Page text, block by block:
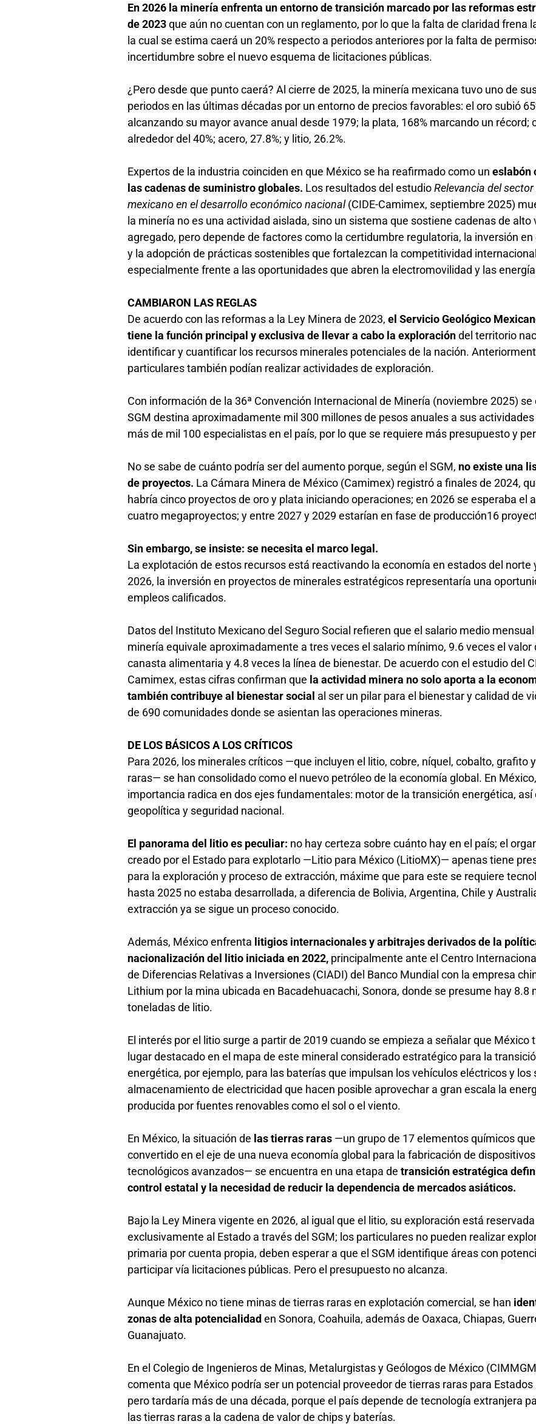
En 2026 la minería enfrenta un entorno de transición marcado por las reformas
de 2023que aún no cuentan con un reglamento, por lo que la falta de claridad frena
la cual se estima caerá un 20% respecto a periodos anteriores por la falta de
incertidumbre sobre el nuevo esquema de licitaciones públicas.
¿Pero desde que punto caerá? Al cierre de 2025, la minería mexicana tuvo uno de
periodos en las últimas décadas por un entorno de precios favorables: el oro subió
alcanzando su mayor avance anual desde 1979; la plata, 168% marcando un récord;
alrededor del 40%; acero, 27.8%; y litio, 26.2%.
Expertos de la industria coinciden en que México se ha reafirmado como uneslabón
las cadenas de suministro globales. Los resultados del estudioRelevancia del
mexicano en el desarrollo económico nacional(CIDE-Camimex, septiembre 2025)
la minería no es una actividad aislada, sino un sistema que sostiene cadenas de alto
agregado, pero depende de factores como la certidumbre regulatoria, la inversión en
y la adopción de prácticas sostenibles que fortalezcan la competitividad
especialmente frente a las oportunidades que abren la electromovilidad y las
CAMBIARON LAS REGLAS
De acuerdo con las reformas a la Ley Minera de 2023,el Servicio Geológico
tiene la función principal y exclusiva de llevar a cabo la exploracióndel territorio
identificar y cuantificar los recursos minerales potenciales de la nación.
particulares también podían realizar actividades de exploración.
Con información de la 36ª Convención Internacional de Minería (noviembre 2025) se
SGM destina aproximadamente mil 300 millones de pesos anuales a sus
más de mil 100 especialistas en el país, por lo que se requiere más presupuesto y
No se sabe de cuánto podría ser del aumento porque, según el SGM, no existe una
de proyectos. La Cámara Minera de México (Camimex) registró a finales de 2024,
habría cinco proyectos de oro y plata iniciando operaciones; en 2026 se esperaba el
cuatro megaproyectos; y entre 2027 y 2029 estarían en fase de producción16
Sin embargo, se insiste: se necesita el marco legal.
La explotación de estos recursos está reactivando la economía en estados del norte
2026, la inversión en proyectos de minerales estratégicos representaría una
empleos calificados.
Datos del Instituto Mexicano del Seguro Social refieren que el salario medio mensual
minería equivale aproximadamente a tres veces el salario mínimo, 9.6 veces el valor
canasta alimentaria y 4.8 veces la línea de bienestar. De acuerdo con el estudio del
Camimex, estas cifras confirman que la actividad minera no solo aporta a la
también contribuye al bienestar social al ser un pilar para el bienestar y calidad de
de 690 comunidades donde se asientan las operaciones mineras.
DE LOS BÁSICOS A LOS CRÍTICOS
Para 2026, los minerales críticos —que incluyen el litio, cobre, níquel, cobalto, grafito
raras— se han consolidado como el nuevo petróleo de la economía global. En
importancia radica en dos ejes fundamentales: motor de la transición energética, así
geopolítica y seguridad nacional.
El panorama del litio es peculiar: no hay certeza sobre cuánto hay en el país; el
creado por el Estado para explotarlo —Litio para México (LitioMX)— apenas tiene
para la exploración y proceso de extracción, máxime que para este se requiere
hasta 2025 no estaba desarrollada, a diferencia de Bolivia, Argentina, Chile y
extracción ya se sigue un proceso conocido.
Además, México enfrenta litigios internacionales y arbitrajes derivados de la
nacionalización del litio iniciada en 2022, principalmente ante el Centro
de Diferencias Relativas a Inversiones (CIADI) del Banco Mundial con la empresa
Lithium por la mina ubicada en Bacadehuacachi, Sonora, donde se presume hay 8.8
toneladas de litio.
El interés por el litio surge a partir de 2019 cuando se empieza a señalar que México
lugar destacado en el mapa de este mineral considerado estratégico para la
energética, por ejemplo, para las baterías que impulsan los vehículos eléctricos y los
almacenamiento de electricidad que hacen posible aprovechar a gran escala la
producida por fuentes renovables como el sol o el viento.
En México, la situación de las tierras raras —un grupo de 17 elementos químicos
convertido en el eje de una nueva economía global para la fabricación de dispositivos
tecnológicos avanzados— se encuentra en una etapa detransición estratégica
control estatal y la necesidad de reducir la dependencia de mercados asiáticos.
Bajo la Ley Minera vigente en 2026, al igual que el litio, su exploración está reservada
exclusivamente al Estado a través del SGM; los particulares no pueden realizar
primaria por cuenta propia, deben esperar a que el SGM identifique áreas con
participar vía licitaciones públicas. Pero el presupuesto no alcanza.
Aunque México no tiene minas de tierras raras en explotación comercial, se han
zonas de alta potencialidaden Sonora, Coahuila, además de Oaxaca, Chiapas,
Guanajuato.
En el Colegio de Ingenieros de Minas, Metalurgistas y Geólogos de México
comenta que México podría ser un potencial proveedor de tierras raras para Estados
pero tardaría más de una década, porque el país depende de tecnología extranjera
las tierras raras a la cadena de valor de chips y baterías.